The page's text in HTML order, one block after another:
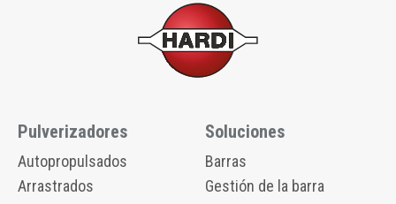
Pulverizadores
Autopropulsados
Arrastrados
Soluciones
Barras
Gestión de la barra